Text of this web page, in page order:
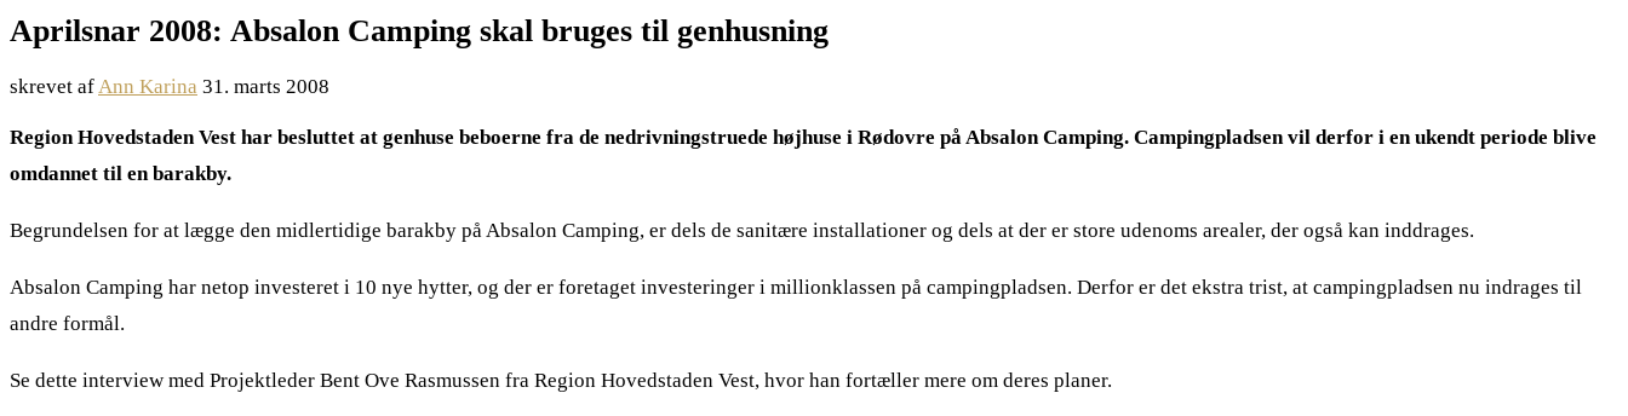
Aprilsnar 2008: Absalon Camping skal bruges til genhusning
skrevet afAnn Karina 31. marts 2008
Region Hovedstaden Vest har besluttet at genhuse beboerne fra de nedrivningstruede højhuse i Rødovre på Absalon Camping. Campingpladsen vil derfor i en ukendt periode blive
omdannet til en barakby.
Begrundelsen for at lægge den midlertidige barakby på Absalon Camping, er dels de sanitære installationer og dels at der er store udenoms arealer, der også kan inddrages.
Absalon Camping har netop investeret i 10 nye hytter, og der er foretaget investeringer i millionklassen på campingpladsen. Derfor er det ekstra trist, at campingpladsen nu indrages til
andre formål.
Se dette interview med Projektleder Bent Ove Rasmussen fra Region Hovedstaden Vest, hvor han fortæller mere om deres planer.